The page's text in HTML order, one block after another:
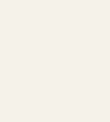
giorni per esercitare il
e telefonica a tua